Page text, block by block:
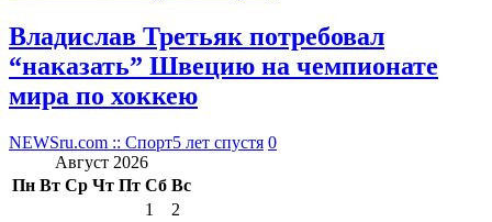
Владислав Третьяк потребовал
“наказать” Швецию на чемпионате
мира по хоккею
NEWSru.com :: Спорт5 лет спустя 0
Август 2026
Пн Вт Ср Чт Пт Сб Вс
1
2